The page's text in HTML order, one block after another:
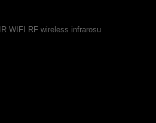
WIFI RF wireless infrarosu